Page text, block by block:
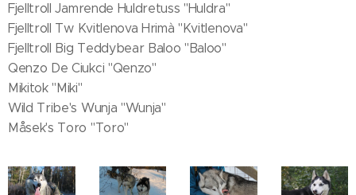
Fjelltroll Jamrende Huldretuss "Huldra"
Fjelltroll Tw Kvitlenova Hrimà "Kvitlenova"
Fjelltroll Big Teddybear Baloo "Baloo"
Qenzo De Ciukci "Qenzo"
Mikitok "Miki"
Wild Tribe's Wunja "Wunja"
Måsek's Toro "Toro"